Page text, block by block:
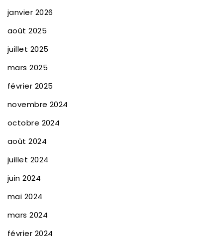
janvier 2026
août 2025
juillet 2025
mars 2025
février 2025
novembre 2024
octobre 2024
août 2024
juillet 2024
juin 2024
mai 2024
mars 2024
février 2024